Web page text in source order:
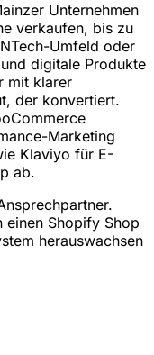
Unternehmen
verkaufen, bis zu
Umfeld oder
digitale Produkte
mit klarer
der konvertiert.
Marketing
Klaviyo für E-
ab.
einen Shopify Shop
herauswachsen